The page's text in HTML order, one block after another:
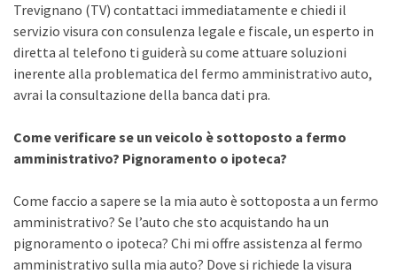
Trevignano (TV) contattaci immediatamente e chiedi il
servizio visura con consulenza legale e fiscale, un esperto in
diretta al telefono ti guiderà su come attuare soluzioni
inerente alla problematica del fermo amministrativo auto,
avrai la consultazione della banca dati pra.
Come verificare se un veicolo è sottoposto a fermo
amministrativo? Pignoramento o ipoteca?
Come faccio a sapere se la mia auto è sottoposta a un fermo
amministrativo? Se l’auto che sto acquistando ha un
pignoramento o ipoteca? Chi mi offre assistenza al fermo
amministrativo sulla mia auto? Dove si richiede la visura